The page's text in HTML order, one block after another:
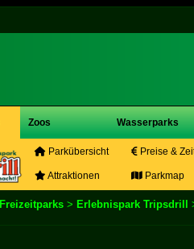
Zoos Wasserparks
Parkübersicht Preise &
Attraktionen Parkmap
Freizeitparks > Erlebnispark Tripsdrill